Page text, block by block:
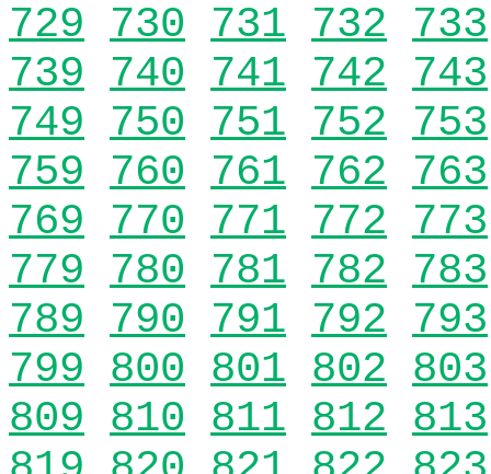
729 730 731 732 733
739 740 741 742 743
749 750 751 752 753
759 760 761 762 763
769 770 771 772 773
779 780 781 782 783
789 790 791 792 793
799 800 801 802 803
809 810 811 812 813